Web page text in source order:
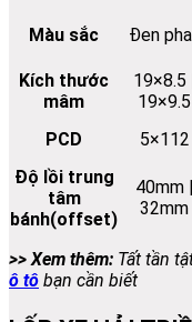
Màu sắc Đen
Kích thước
mâm
19×8.5 |
19×9.5
PCD
5×112
Độ lồi trung
tâm
bánh(offset)
40mm |
32mm
>> Xem thêm: Tất tần
ô tô bạn cần biết